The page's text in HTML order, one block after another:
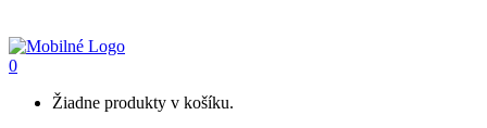
0
Žiadne produkty v košíku.